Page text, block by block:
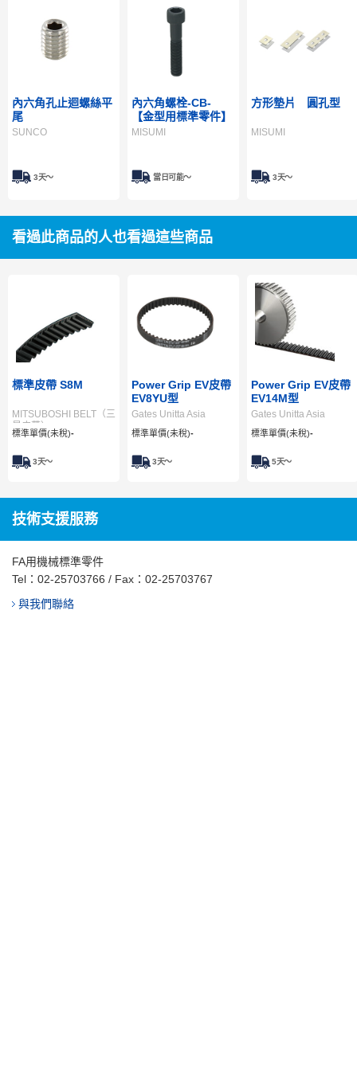
內六角孔止迴螺絲平
尾
SUNCO
3天～
內六角螺栓-CB-
【金型用標準零件】
MISUMI
當日可能〜
方形墊片 圓孔型
MISUMI
3天～
看過此商品的人也看過這些商品
標準皮帶 S8M
MITSUBOSHI BELT（三
星皮帶）
標準單價(未稅)-
3天～
Power Grip EV皮帶
EV8YU型
Gates Unitta Asia
標準單價(未稅)-
3天～
Power Grip EV皮帶
EV14M型
Gates Unitta Asia
標準單價(未稅)-
5天～
技術支援服務
FA用機械標準零件
Tel： 02-25703766 / Fax：02-25703767
與我們聯絡